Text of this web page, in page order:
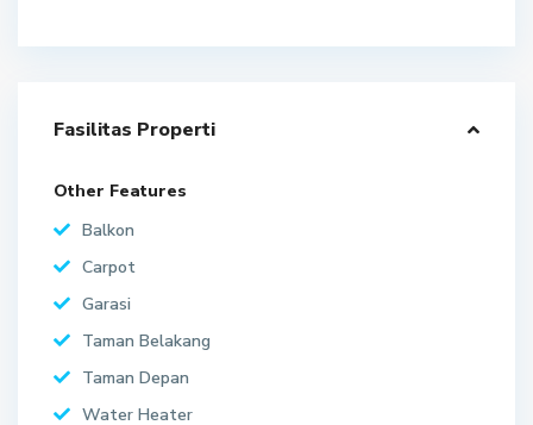
Fasilitas Properti
Other Features
Balkon
Carpot
Garasi
Taman Belakang
Taman Depan
Water Heater